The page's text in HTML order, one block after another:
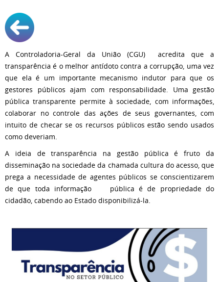
A Controladoria-Geral da União (CGU) acredita que a
transparência é o melhor antídoto contra a corrupção, uma vez
que ela é um importante mecanismo indutor para que os
gestores públicos ajam com responsabilidade. Uma gestão
pública transparente permite à sociedade, com informações,
colaborar no controle das ações de seus governantes, com
intuito de checar se os recursos públicos estão sendo usados
como deveriam.
A ideia de transparência na gestão pública é fruto da
disseminação na sociedade da chamada cultura do acesso, que
prega a necessidade de agentes públicos se conscientizarem
de que toda informação pública é de propriedade do
cidadão, cabendo ao Estado disponibilizá-la.